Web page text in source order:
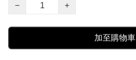
−
+
加至購物車